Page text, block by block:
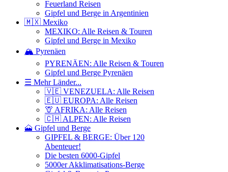
Feuerland Reisen
Gipfel und Berge in Argentinien
🇲🇽 Mexiko
MEXIKO: Alle Reisen & Touren
Gipfel und Berge in Mexiko
🏔️ Pyrenäen
PYRENÄEN: Alle Reisen & Touren
Gipfel und Berge Pyrenäen
☰ Mehr Länder...
🇻🇪 VENEZUELA: Alle Reisen
🇪🇺 EUROPA: Alle Reisen
🦒 AFRIKA: Alle Reisen
🇨🇭 ALPEN: Alle Reisen
🗻 Gipfel und Berge
GIPFEL & BERGE: Über 120
Abenteuer!
Die besten 6000-Gipfel
5000er Akklimatisations-Berge